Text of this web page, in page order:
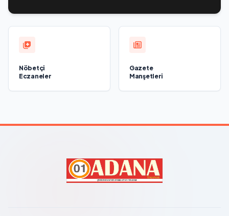
Nöbetçi
Eczaneler
Gazete
Manşetleri